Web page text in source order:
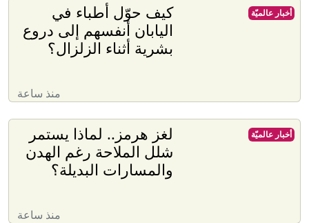
كيف حوّل أطباء في
اليابان أنفسهم إلى دروع
بشرية أثناء الزلزال؟
منذ ساعة
أخبار عالميّة
لغز هرمز.. لماذا يستمر
شلل الملاحة رغم الهدن
والمسارات البديلة؟
منذ ساعة
أخبار عالميّة